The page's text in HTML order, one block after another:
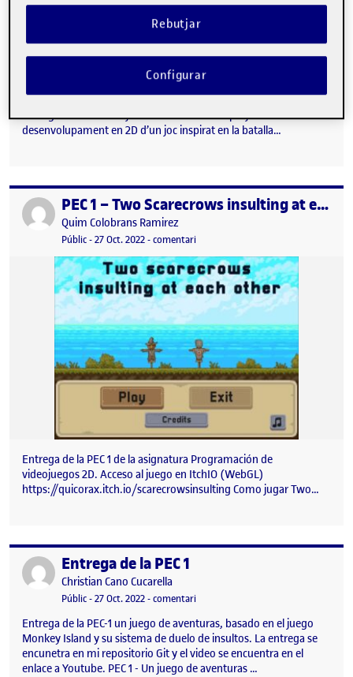
Entrega de la PEC1 un joc d’aventures 2D. El projecte es basa el
desenvolupament en 2D d’un joc inspirat en la batalla…
Publicat per PEC 1 – Two Scarecrows insulting at each other – Quim Colobrans Ramírez
Publicat per
Quim Colobrans Ramirez
Visibilitat:
Públic-Data de publicació
27 Oct. 202228 gener, 2023 9:47 am
-comentariel PEC 1 – Two Scarecrows insulting
Entrega de la PEC 1 de la asignatura Programación de
videojuegos 2D. Acceso al juego en ItchIO (WebGL)
https://quicorax.itch.io/scarecrowsinsulting Como jugar Two…
Publicat perEntrega de la PEC 1
Publicat per
Christian Cano Cucarella
Visibilitat:
Públic-Data de publicació
27 Oct. 2022-comentariel Entrega de la PEC 1
Entrega de la PEC-1 un juego de aventuras, basado en el juego
Monkey Island y su sistema de duelo de insultos. La entrega se
encunetra en mi repositorio Git y el video se encuentra en el
enlace a Youtube. PEC 1 - Un juego de aventuras …
Rebutjar
Configurar